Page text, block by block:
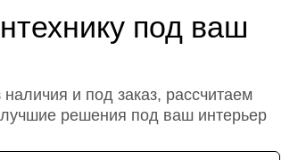
под ваш
и под заказ, рассчитаем
решения под ваш интерьер